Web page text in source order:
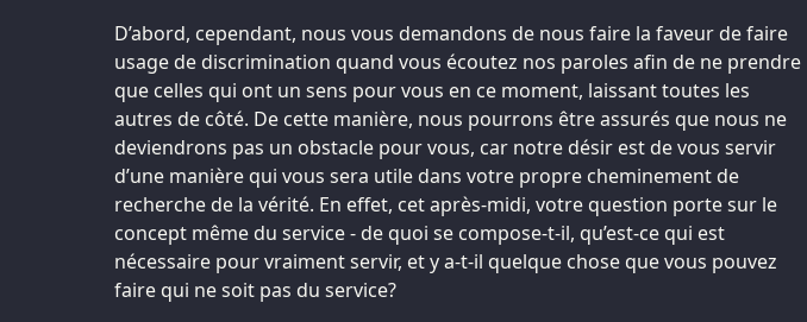
D’abord, cependant, nous vous demandons de nous faire la faveur de faire
usage de discrimination quand vous écoutez nos paroles afin de ne prendre
que celles qui ont un sens pour vous en ce moment, laissant toutes les
autres de côté. De cette manière, nous pourrons être assurés que nous ne
deviendrons pas un obstacle pour vous, car notre désir est de vous servir
d’une manière qui vous sera utile dans votre propre cheminement de
recherche de la vérité. En effet, cet après-midi, votre question porte sur le
concept même du service - de quoi se compose-t-il, qu’est-ce qui est
nécessaire pour vraiment servir, et y a-t-il quelque chose que vous pouvez
faire qui ne soit pas du service?